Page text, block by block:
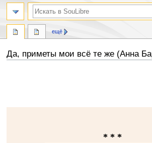
Да, приметы мои всё те же (Анна
* * *
ещё